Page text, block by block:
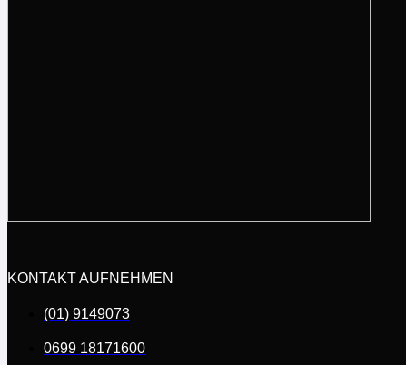
KONTAKT AUFNEHMEN
(01) 9149073
0699 18171600